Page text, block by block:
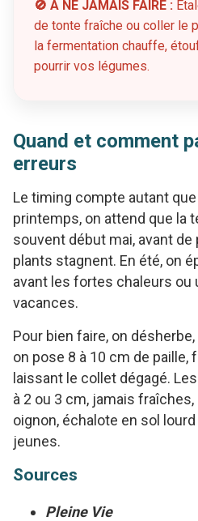
🚫 À NE JAMAIS FAIRE :
de tonte fraîche ou coller le
la fermentation chauffe,
pourrir vos légumes.
Quand et comment
erreurs
Le timing compte autant
printemps, on attend que la
souvent début mai, avant
plants stagnent. En été, on
avant les fortes chaleurs ou
vacances.
Pour bien faire, on
on pose 8 à 10 cm de paille,
laissant le collet dégagé.
à 2 ou 3 cm, jamais fraîches,
oignon, échalote en sol
jeunes.
Sources
Pleine Vie